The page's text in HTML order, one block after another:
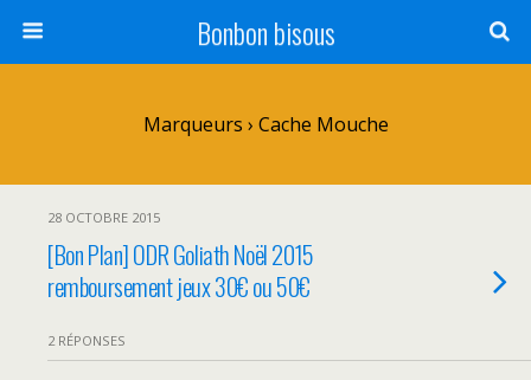
Bonbon bisous
Marqueurs › Cache Mouche
28 OCTOBRE 2015
[Bon Plan] ODR Goliath Noël 2015
remboursement jeux 30€ ou 50€
2 RÉPONSES